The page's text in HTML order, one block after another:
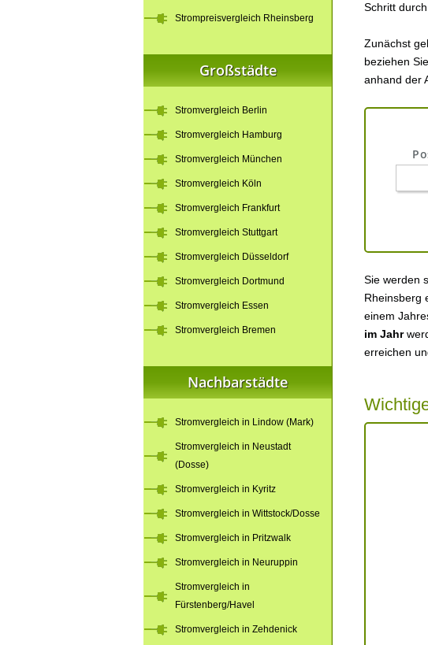
Schritt
Zunächst
beziehen
anhand der
Sie werden
Rheinsberg
einem
im Jahr
erreichen
Strompreisvergleich Rheinsberg
Großstädte
Stromvergleich Berlin
Stromvergleich Hamburg
Stromvergleich München
Stromvergleich Köln
Stromvergleich Frankfurt
Stromvergleich Stuttgart
Stromvergleich Düsseldorf
Stromvergleich Dortmund
Stromvergleich Essen
Stromvergleich Bremen
Nachbarstädte
Stromvergleich in Lindow (Mark)
Stromvergleich in Neustadt
(Dosse)
Stromvergleich in Kyritz
Stromvergleich in Wittstock/Dosse
Stromvergleich in Pritzwalk
Stromvergleich in Neuruppin
Stromvergleich in
Fürstenberg/Havel
Stromvergleich in Zehdenick